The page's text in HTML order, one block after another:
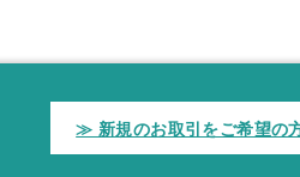
≫ 新規のお取引をご希望の